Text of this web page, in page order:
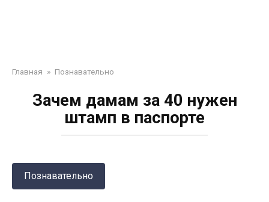
Главная » Познавательно
Зачем дамам за 40 нужен
штамп в паспорте
Познавательно